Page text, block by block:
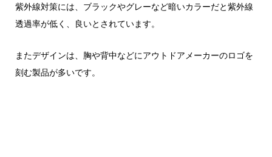
紫外線対策には、ブラックやグレーなど暗いカラーだと紫外線
透過率が低く、良いとされています。
またデザインは、胸や背中などにアウトドアメーカーのロゴを
刻む製品が多いです。